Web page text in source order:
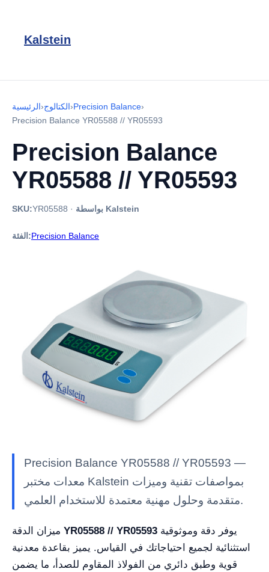
Kalstein
الرئيسية›الكتالوج›Precision Balance›
Precision Balance YR05588 // YR05593
Precision Balance
YR05588 // YR05593
SKU:YR05588 · بواسطة Kalstein
الفئة:Precision Balance
Precision Balance YR05588 // YR05593 —
معدات مختبر Kalstein بمواصفات تقنية وميزات
متقدمة وحلول مهنية معتمدة للاستخدام العلمي.
YR05588 // YR05593
استثنائية لجميع احتياجاتك في القياس. يميز بقاعدة معدنية
قوية وطبق دائري من الفولاذ المقاوم للصدأ، ما يضمن